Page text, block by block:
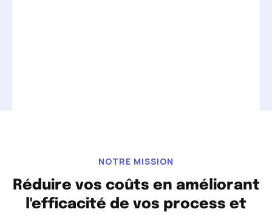
NOTRE MISSION
Réduire vos coûts en améliorant
l'efficacité de vos process et